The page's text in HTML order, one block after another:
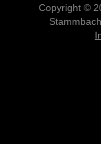
Copyright ©